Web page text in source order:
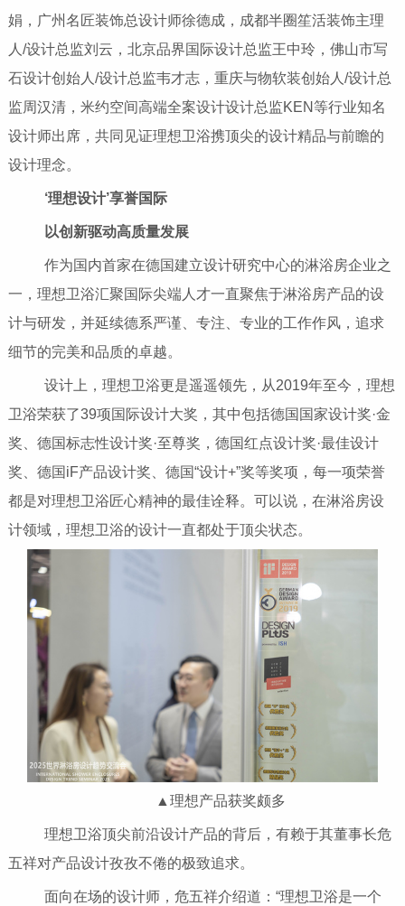
娟，广州名匠装饰总设计师徐德成，成都半圈笙活装饰主理
人/设计总监刘云，北京品界国际设计总监王中玲，佛山市写
石设计创始人/设计总监韦才志，重庆与物软装创始人/设计总
监周汉清，米约空间高端全案设计设计总监KEN等行业知名
设计师出席，共同见证理想卫浴携顶尖的设计精品与前瞻的
设计理念。
‘理想设计’享誉国际
以创新驱动高质量发展
作为国内首家在德国建立设计研究中心的淋浴房企业之
一，理想卫浴汇聚国际尖端人才一直聚焦于淋浴房产品的设
计与研发，并延续德系严谨、专注、专业的工作作风，追求
细节的完美和品质的卓越。
设计上，理想卫浴更是遥遥领先，从2019年至今，理想
卫浴荣获了39项国际设计大奖，其中包括德国国家设计奖·金
奖、德国标志性设计奖·至尊奖，德国红点设计奖·最佳设计
奖、德国iF产品设计奖、德国“设计+”奖等奖项，每一项荣誉
都是对理想卫浴匠心精神的最佳诠释。可以说，在淋浴房设
计领域，理想卫浴的设计一直都处于顶尖状态。
▲理想产品获奖颇多
理想卫浴顶尖前沿设计产品的背后，有赖于其董事长危
五祥对产品设计孜孜不倦的极致追求。
面向在场的设计师，危五祥介绍道：“理想卫浴是一个